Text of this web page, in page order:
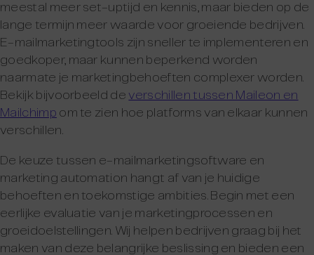
meestal meer set-uptijd en kennis, maar bieden op de
lange termijn meer waarde voor groeiende bedrijven.
E-mailmarketingtools zijn sneller te implementeren en
goedkoper, maar kunnen beperkend worden
naarmate je marketingbehoeften complexer worden.
Bekijk bijvoorbeeld de verschillen tussen Maileon en
Mailchimp om te zien hoe platforms van elkaar kunnen
verschillen.
De keuze tussen e-mailmarketingsoftware en
marketing automation hangt af van je huidige
behoeften en toekomstige ambities. Begin met een
eerlijke evaluatie van je marketingprocessen en
groeidoelstellingen. Wij helpen bedrijven graag bij het
maken van deze belangrijke beslissing en bieden een